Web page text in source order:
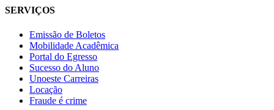
SERVIÇOS
Emissão de Boletos
Mobilidade Acadêmica
Portal do Egresso
Sucesso do Aluno
Unoeste Carreiras
Locação
Fraude é crime